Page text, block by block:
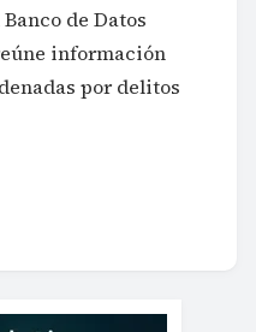
de Datos
información
por delitos